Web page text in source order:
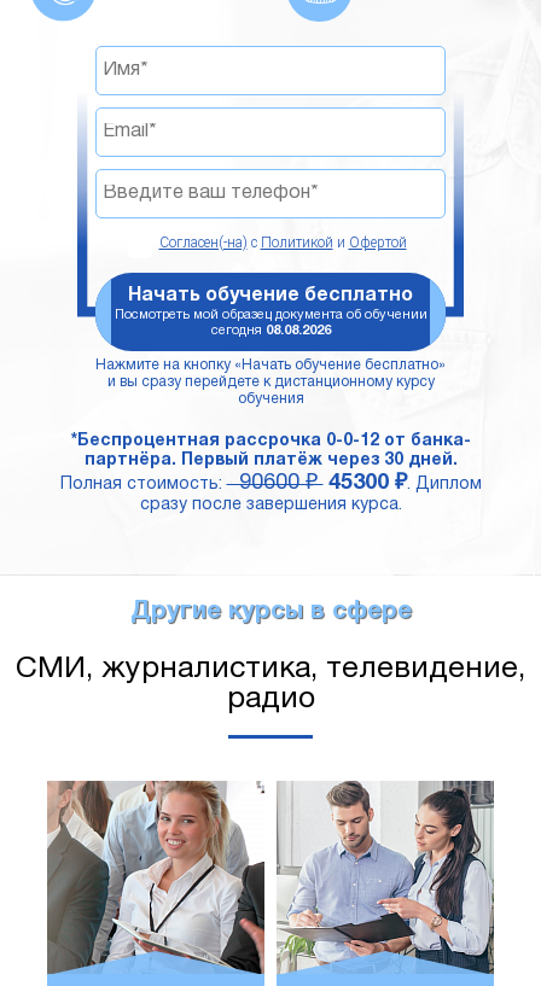
Согласен(-на) с Политикой и Офертой
Начать обучение бесплатно
Посмотреть мой образец документа об обучении
сегодня 08.08.2026
Нажмите на кнопку «Начать обучение бесплатно»
и вы сразу перейдете к дистанционному курсу
обучения
*Беспроцентная рассрочка 0-0-12 от банка-
партнёра. Первый платёж через 30 дней.
Полная стоимость:90600 ₽ 45300 ₽. Диплом
сразу после завершения курса.
Другие курсы в сфере
СМИ, журналистика, телевидение,
радио